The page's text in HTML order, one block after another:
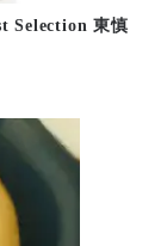
Selection 東慎